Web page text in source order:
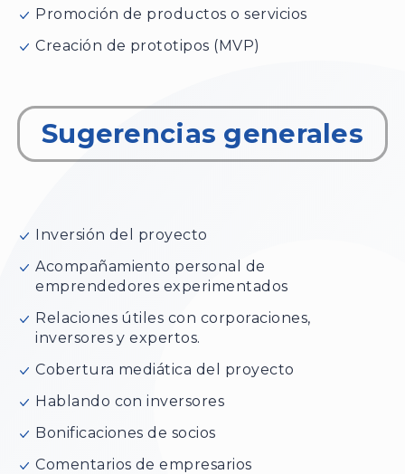
Promoción de productos o servicios
Creación de prototipos (MVP)
Sugerencias generales
Inversión del proyecto
Acompañamiento personal de
emprendedores experimentados
Relaciones útiles con corporaciones,
inversores y expertos.
Cobertura mediática del proyecto
Hablando con inversores
Bonificaciones de socios
Comentarios de empresarios